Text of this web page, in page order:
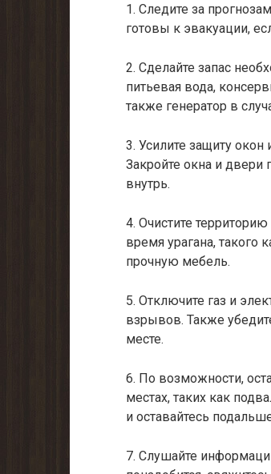
1. Следите за
готовы к эвакуации,
2. Сделайте запас
питьевая вода,
также генератор в
3. Усилите защиту
Закройте окна и двери
внутрь.
4. Очистите
время урагана, такого
прочную мебель.
5. Отключите газ и
взрывов. Также
месте.
6. По возможности,
местах, таких как
и оставайтесь
7. Слушайте